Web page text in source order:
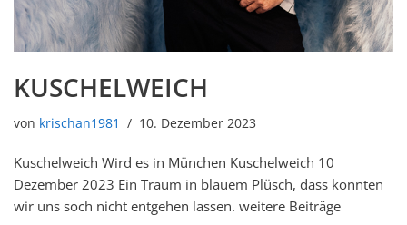
KUSCHELWEICH
von krischan1981 10. Dezember 2023
Kuschelweich Wird es in München Kuschelweich 10
Dezember 2023 Ein Traum in blauem Plüsch, dass konnten
wir uns soch nicht entgehen lassen. weitere Beiträge